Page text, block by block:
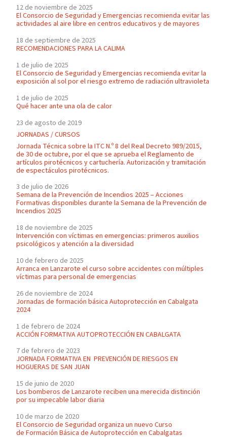
12 de noviembre de 2025
El Consorcio de Seguridad y Emergencias recomienda evitar las
actividades al aire libre en centros educativos y de mayores
18 de septiembre de 2025
RECOMENDACIONES PARA LA CALIMA
1 de julio de 2025
El Consorcio de Seguridad y Emergencias recomienda evitar la
exposición al sol por el riesgo extremo de radiación ultravioleta
1 de julio de 2025
Qué hacer ante una ola de calor
23 de agosto de 2019
JORNADAS / CURSOS
Jornada Técnica sobre la ITC N.º 8 del Real Decreto 989/2015,
de 30 de octubre, por el que se aprueba el Reglamento de
artículos pirotécnicos y cartuchería. Autorización y tramitación
de espectáculos pirotécnicos.
3 de julio de 2026
Semana de la Prevención de Incendios 2025 – Acciones
Formativas disponibles durante la Semana de la Prevención de
Incendios 2025
18 de noviembre de 2025
Intervención con víctimas en emergencias: primeros auxilios
psicológicos y atención a la diversidad
10 de febrero de 2025
Arranca en Lanzarote el curso sobre accidentes con múltiples
víctimas para personal de emergencias
26 de noviembre de 2024
Jornadas de formación básica Autoprotección en Cabalgata
2024
1 de febrero de 2024
ACCIÓN FORMATIVA AUTOPROTECCIÓN EN CABALGATA
7 de febrero de 2023
JORNADA FORMATIVA EN PREVENCIÓN DE RIESGOS EN
HOGUERAS DE SAN JUAN
15 de junio de 2020
Los bomberos de Lanzarote reciben una merecida distinción
por su impecable labor diaria
10 de marzo de 2020
El Consorcio de Seguridad organiza un nuevo Curso
de Formación Básica de Autoprotección en Cabalgatas